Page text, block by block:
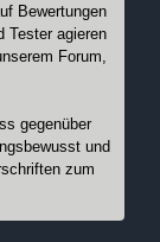
Bewertungen
Tester agieren
Forum,
gegenüber
und
zum